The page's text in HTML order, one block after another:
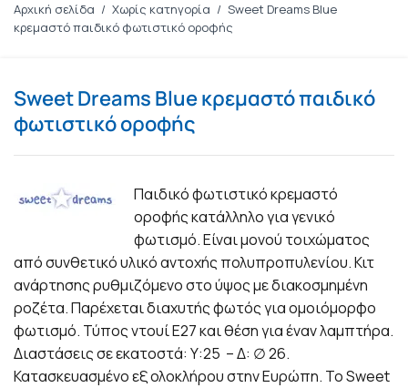
Αρχική σελίδα / Χωρίς κατηγορία / Sweet Dreams Blue
κρεμαστό παιδικό φωτιστικό οροφής
Sweet Dreams Blue κρεμαστό παιδικό
φωτιστικό οροφής
Παιδικό φωτιστικό κρεμαστό
οροφής κατάλληλο για γενικό
φωτισμό. Είναι μονού τοιχώματος
από συνθετικό υλικό αντοχής πολυπροπυλενίου. Κιτ
ανάρτησης ρυθμιζόμενο στο ύψος με διακοσμημένη
ροζέτα. Παρέχεται διαχυτής φωτός για ομοιόμορφο
φωτισμό. Τύπος ντουί E27 και θέση για έναν λαμπτήρα.
Διαστάσεις σε εκατοστά: Υ:25 – Δ: ∅ 26.
Κατασκευασμένο εξ ολοκλήρου στην Ευρώπη. Το Sweet